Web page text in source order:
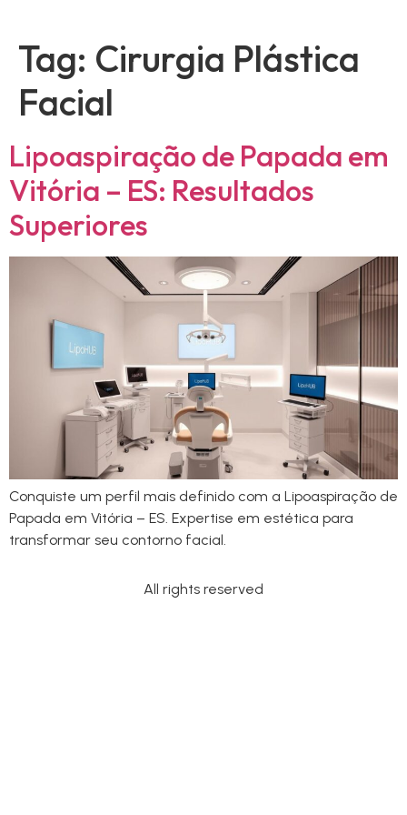
Tag: Cirurgia Plástica
Facial
Lipoaspiração de Papada em
Vitória – ES: Resultados
Superiores
Conquiste um perfil mais definido com a Lipoaspiração de
Papada em Vitória – ES. Expertise em estética para
transformar seu contorno facial.
All rights reserved